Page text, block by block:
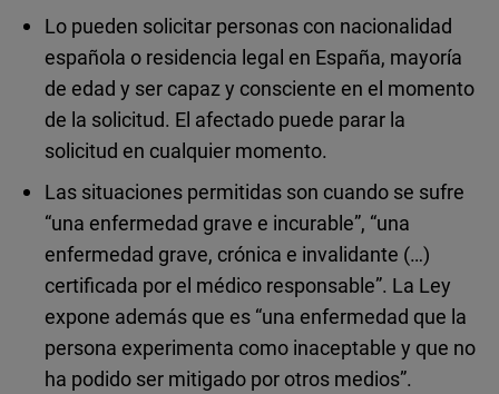
Lo pueden solicitar personas con nacionalidad
española o residencia legal en España, mayoría
de edad y ser capaz y consciente en el momento
de la solicitud. El afectado puede parar la
solicitud en cualquier momento.
Las situaciones permitidas son cuando se sufre
“una enfermedad grave e incurable”, “una
enfermedad grave, crónica e invalidante (…)
certificada por el médico responsable”. La Ley
expone además que es “una enfermedad que la
persona experimenta como inaceptable y que no
ha podido ser mitigado por otros medios”.
D.Vinci
Embed
Typeform
Embed